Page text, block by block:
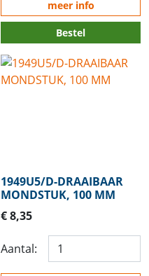
meer info
Bestel
1949U5/D-DRAAIBAAR
MONDSTUK, 100 MM
€ 8,35
Aantal: